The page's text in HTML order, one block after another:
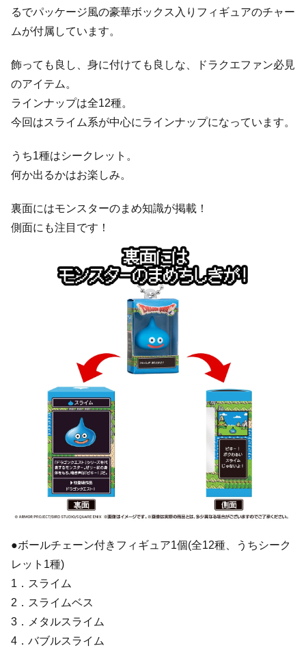
るでパッケージ風の豪華ボックス入りフィギュアのチャー
ムが付属しています。
飾っても良し、身に付けても良しな、ドラクエファン必見
のアイテム。
ラインナップは全12種。
今回はスライム系が中心にラインナップになっています。
うち1種はシークレット。
何か出るかはお楽しみ。
裏面にはモンスターのまめ知識が掲載！
側面にも注目です！
●ボールチェーン付きフィギュア1個(全12種、うちシーク
レット1種)
1．スライム
2．スライムベス
3．メタルスライム
4．バブルスライム